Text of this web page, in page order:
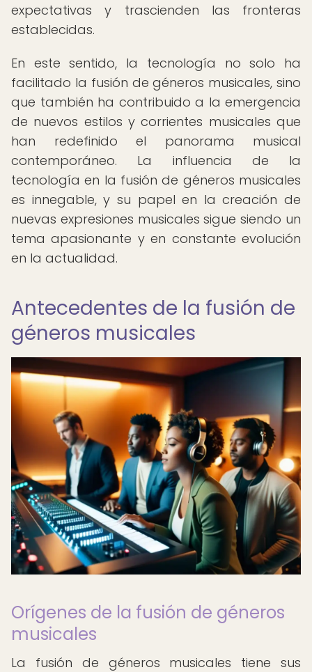
expectativas y trascienden las fronteras
establecidas.
En este sentido, la tecnología no solo ha
facilitado la fusión de géneros musicales, sino
que también ha contribuido a la emergencia
de nuevos estilos y corrientes musicales que
han redefinido el panorama musical
contemporáneo. La influencia de la
tecnología en la fusión de géneros musicales
es innegable, y su papel en la creación de
nuevas expresiones musicales sigue siendo un
tema apasionante y en constante evolución
en la actualidad.
Antecedentes de la fusión de
géneros musicales
Orígenes de la fusión de géneros
musicales
La fusión de géneros musicales tiene sus